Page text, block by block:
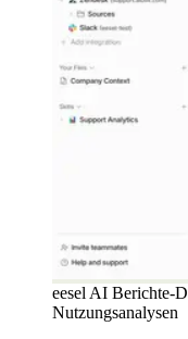
eesel AI Berichte-
Nutzungsanalysen